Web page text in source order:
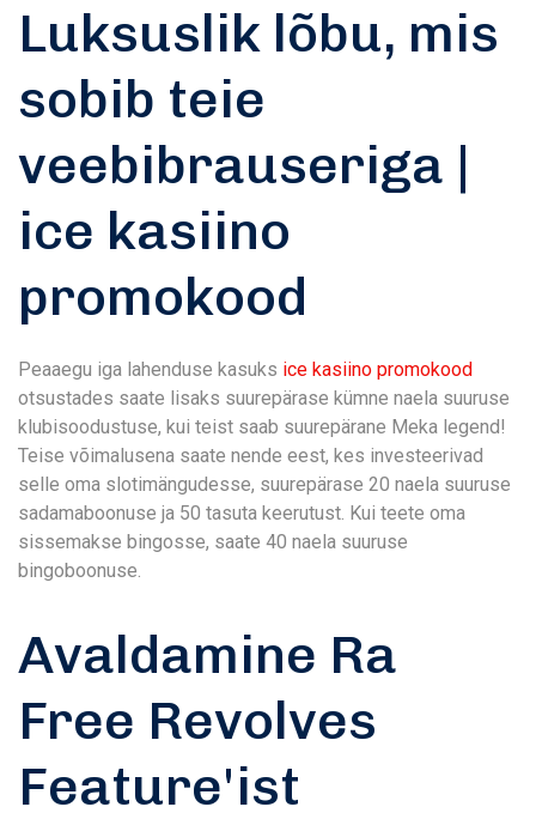
Luksuslik lõbu, mis
sobib teie
veebibrauseriga |
ice kasiino
promokood
Peaaegu iga lahenduse kasuks ice kasiino promokood
otsustades saate lisaks suurepärase kümne naela suuruse
klubisoodustuse, kui teist saab suurepärane Meka legend!
Teise võimalusena saate nende eest, kes investeerivad
selle oma slotimängudesse, suurepärase 20 naela suuruse
sadamaboonuse ja 50 tasuta keerutust. Kui teete oma
sissemakse bingosse, saate 40 naela suuruse
bingoboonuse.
Avaldamine Ra
Free Revolves
Feature'ist